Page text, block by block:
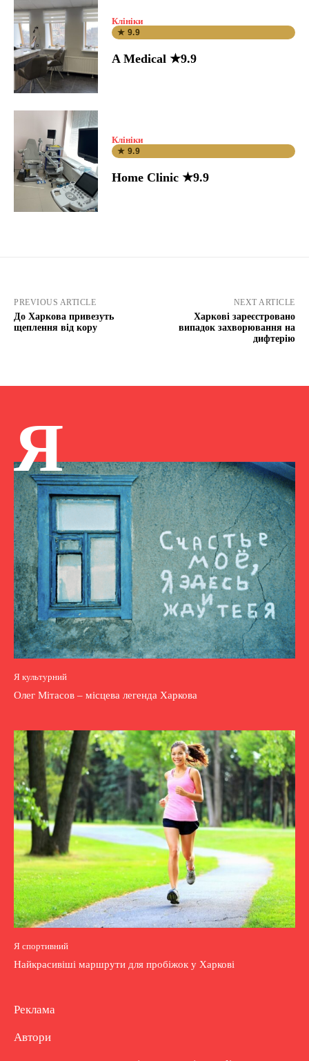
Клініки
★ 9.9
A Medical ★9.9
Клініки
★ 9.9
Home Clinic ★9.9
PREVIOUS ARTICLE
До Харкова привезуть
щеплення від кору
NEXT ARTICLE
Харкові зареєстровано
випадок захворювання на
дифтерію
Я
Я культурний
Олег Мітасов – місцева легенда Харкова
Я спортивний
Найкрасивіші маршрути для пробіжок у Харкові
Реклама
Автори